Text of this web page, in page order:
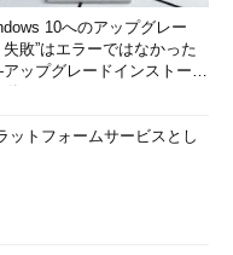
10へのアップグレー
失敗”はエラーではなかった
ップグレードインストール
ットフォームサービスとし